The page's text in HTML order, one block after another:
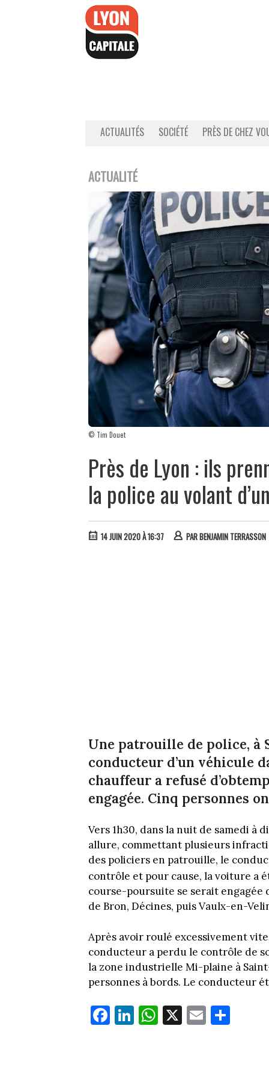
ACTUALITÉS SOCIÉTÉ PRÈS DE CHEZ
ACTUALITÉ
© Tim Douet
Près de Lyon : ils
la police au volant
14 JUIN 2020 À 16:37 PARBENJAMIN TERRASSON
Une patrouille de police, à
conducteur d’un véhicule
chauffeur a refusé
engagée. Cinq personnes
Vers 1h30, dans la nuit de samedi à
allure, commettant plusieurs
des policiers en patrouille, le
contrôle et pour cause, la voiture a
course-poursuite se serait
de Bron, Décines, puis Vaulx-en-
Après avoir roulé excessivement
conducteur a perdu le contrôle de
la zone industrielle Mi-plaine à
personnes à bords. Le conducteur
Fa
ce
Li
nk
W
ha
X E
m